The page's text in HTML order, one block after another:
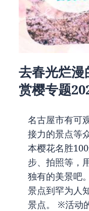
去春光烂
赏樱专题
名古屋市有可
接力的景点等
本樱花名胜
步、拍照等，
独有的美景吧
景点到罕为人
景点。 ※活动